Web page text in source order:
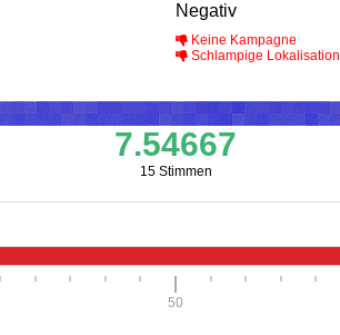
Negativ
Keine Kampagne
Schlampige Lokalisation
7.54667
15 Stimmen
50